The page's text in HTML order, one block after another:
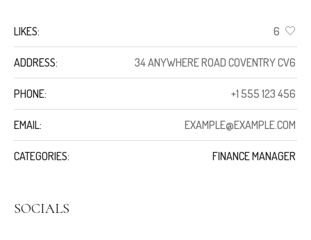
LIKES: 6
ADDRESS: 34 ANYWHERE ROAD COVENTRY CV6
PHONE: +1 555 123 456
EMAIL: EXAMPLE@EXAMPLE.COM
CATEGORIES: FINANCE MANAGER
SOCIALS